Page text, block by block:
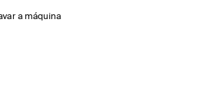
a máquina